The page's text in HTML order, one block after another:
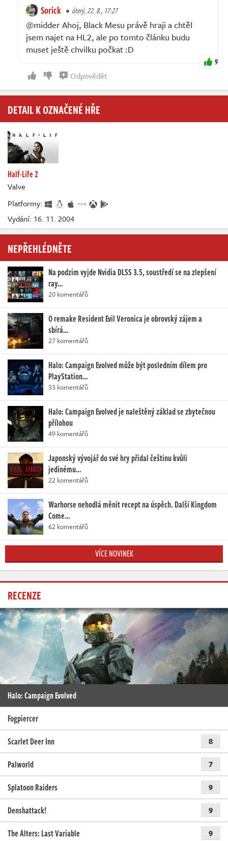
Sorick úterý, 22. 8., 17:27
@midder Ahoj, Black Mesu právě hraji a chtěl
jsem najet na HL2, ale po tomto článku budu
muset ještě chvilku počkat :D
9
Odpovědět
DETAIL K OZNAČENÉ HŘE
Half-Life 2
Valve
Platformy:
Vydání: 16. 11. 2004
NEPŘEHLÉDNĚTE
Na podzim vyjde Nvidia DLSS 3.5, soustředí se na zlepšení
ray…
20 komentářů
O remake Resident Evil Veronica je obrovský zájem a
sbírá…
27 komentářů
Halo: Campaign Evolved může být posledním dílem pro
PlayStation…
33 komentářů
Halo: Campaign Evolved je naleštěný základ se zbytečnou
přílohou
49 komentářů
Japonský vývojář do své hry přidal češtinu kvůli
jedinému…
22 komentářů
Warhorse nehodlá měnit recept na úspěch. Další Kingdom
Come…
62 komentářů
VÍCE NOVINEK
RECENZE
Halo: Campaign Evolved
Fogpiercer
Scarlet Deer Inn
8
Palworld 7
Splatoon Raiders 9
Denshattack! 9
The Alters: Last Variable 9